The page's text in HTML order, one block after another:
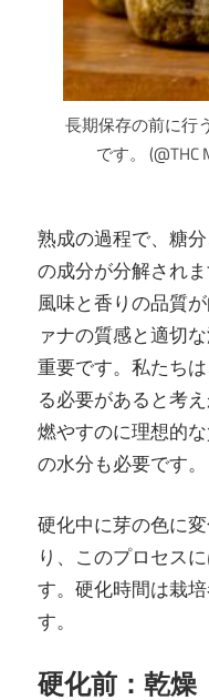
長期保存の前に行
です。
熟成の過程で、糖
の成分が分解され
風味と香りの品質
ァナの質感と適切
重要です。私たち
る必要があると考
燃やすのに理想的
の水分も必要です。
硬化中に芽の色に
り、このプロセス
す。硬化時間は栽
す。
硬化前：乾燥